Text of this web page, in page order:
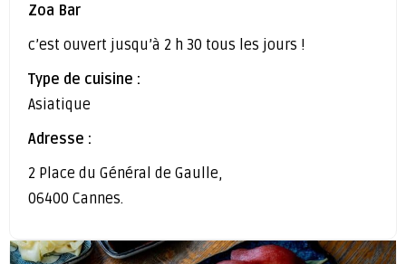
Zoa Bar
c’est ouvert jusqu’à 2 h 30 tous les jours !
Type de cuisine :
Asiatique
Adresse :
2 Place du Général de Gaulle,
06400 Cannes.